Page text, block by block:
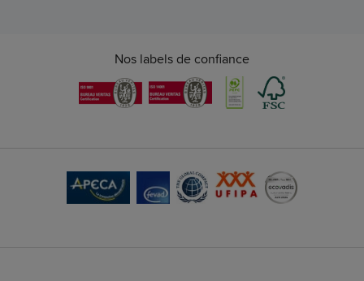
Nos labels de confiance